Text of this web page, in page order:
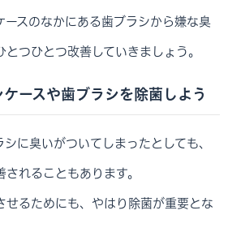
スのなかにある歯ブラシから嫌な臭
つひとつ改善していきましょう。
ースや歯ブラシを除菌しよう
に臭いがついてしまったとしても、
れることもあります。
せるためにも、やはり除菌が重要とな